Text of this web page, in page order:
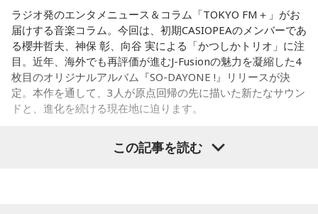
レバーとかを味わいながら、昔ながらの雰囲気が楽しめる」
と話します。「けっこうペッパーが強めで、かなりおいしい
豚串です」と太鼓判を押しました。
お気に入りのステーキ店を尋ねられると、ゴリさんは「エメ
ラルドです」と即答。なかでもプレミアムリブステーキにつ
いては、「脂の乗り方、柔らかさ、肉の質がもうレベルが違
います」と熱く語り、長年愛される名店の魅力を紹介しまし
【5位】牡羊座（おひつじ座）
あなたの行動力が誰かの心に火をつける日。今日は周りの反
応を気にするより「私はこれがやりたい！」を大切にしてみ
て。あなたが楽しそうに動くほど仲間も集まってきそうで
す。今夜、明日すぐできる小さな一歩を決めてから寝てみて
ね。
【6位】獅子座（しし座）
太陽が獅子座を照らす今は、自分の人生を自分で演出してい
ラジオ発のエンタメニュース＆コラム「TOKYO FM＋」がお
届けする音楽コラム。今回は、初期CASIOPEAのメンバーであ
る櫻井哲夫、神保 彰、向谷 実による「かつしかトリオ」に注
目。近年、海外でも再評価が進むJ-Fusionの魅力を凝縮した4
枚目のオリジナルアルバム『SO-DAYONE !』リリースが決
定。本作を通して、3人が原点回帰の先に描いた新たなサウン
ドと、進化を続ける現在地に迫ります。
この記事を読む